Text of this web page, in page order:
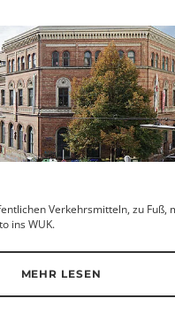
Verkehrsmitteln, zu Fuß,
ins WUK.
MEHR LESEN